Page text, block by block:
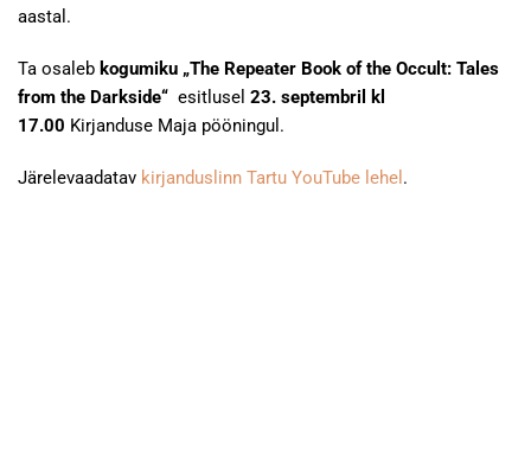
aastal.
Ta osaleb kogumiku „The Repeater Book of the Occult: Tales
from the Darkside“ esitlusel 23. septembril kl
17.00 Kirjanduse Maja pööningul.
Järelevaadatav kirjanduslinn Tartu YouTube lehel .